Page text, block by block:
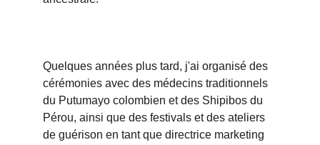
Quelques années plus tard, j'ai organisé des
cérémonies avec des médecins traditionnels
du Putumayo colombien et des Shipibos du
Pérou, ainsi que des festivals et des ateliers
de guérison en tant que directrice marketing